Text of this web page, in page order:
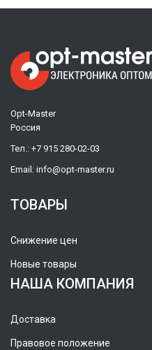
Opt-Master
Россия
Тел.: +7 915 280-02-03
Email: info@opt-master.ru
ТОВАРЫ
Снижение цен
Новые товары
НАША КОМПАНИЯ
Доставка
Правовое положение